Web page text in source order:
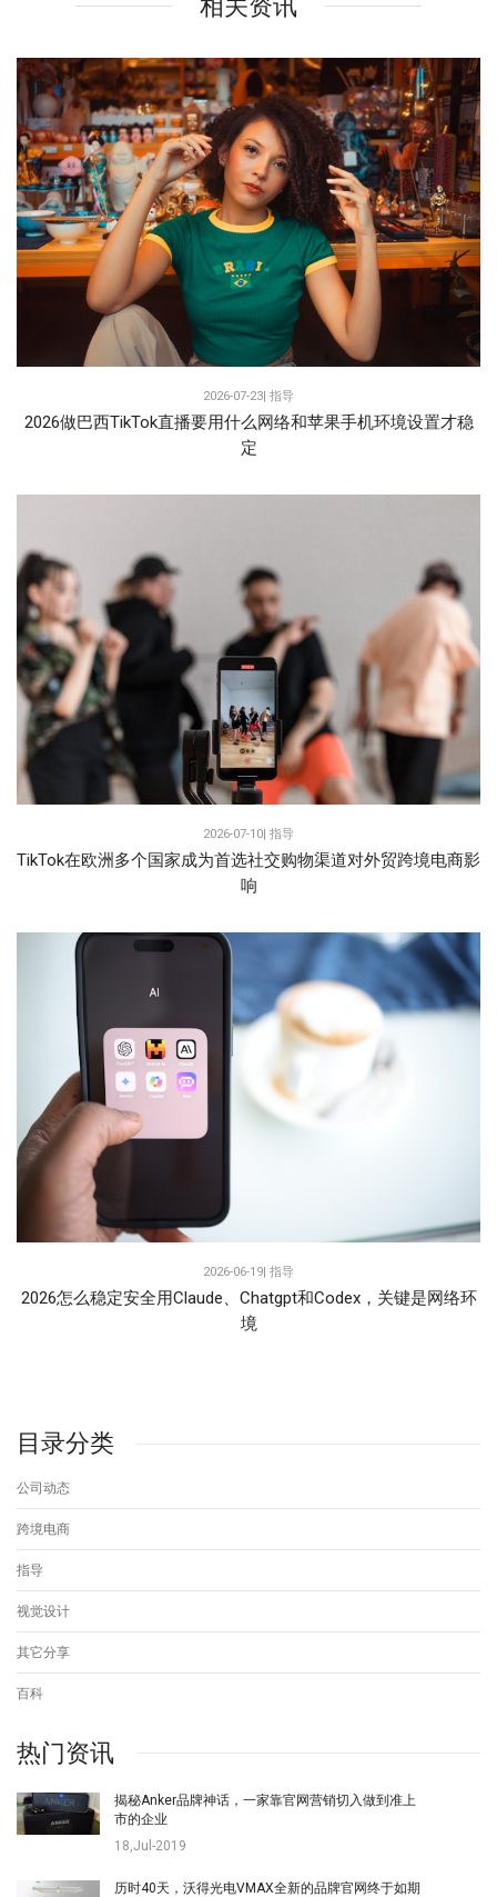
2026-07-23| 指导
2026做巴西TikTok直播要用什么网络和苹果手机环境设置才稳
定
2026-07-10| 指导
TikTok在欧洲多个国家成为首选社交购物渠道对外贸跨境电商影
响
2026-06-19| 指导
2026怎么稳定安全用Claude、Chatgpt和Codex，关键是网络环
境
目录分类
公司动态
跨境电商
指导
视觉设计
其它分享
百科
热门资讯
揭秘Anker品牌神话，一家靠官网营销切入做到准上
市的企业
18,Jul-2019
历时40天，沃得光电VMAX全新的品牌官网终于如期